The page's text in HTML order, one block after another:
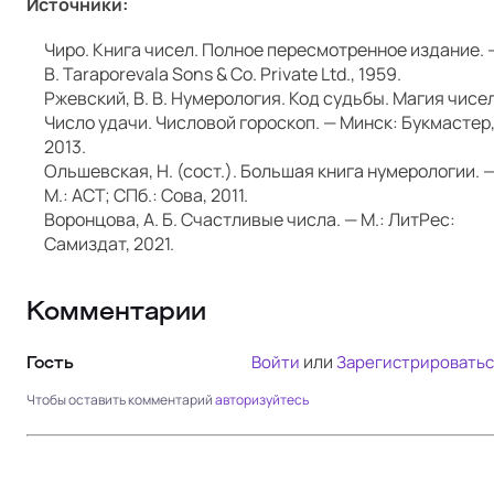
Источники:
Чиро. Книга чисел. Полное пересмотренное издание.
B. Tara­porevala Sons & Co. Pri­vate Ltd., 1959.
Ржевский, В. В. Нумерология. Код судьбы. Магия
Число удачи. Числовой гороскоп. — Минск: Букмастер,
2013.
Ольшевская, Н. (сост.). Большая книга нумерологии.
М.: АСТ; СПб.: Сова, 2011.
Воронцова, А. Б. Счастливые числа. — М.: ЛитРес:
Самиздат, 2021.
Комментарии
Гость Войти или
Чтобы оставить комментарийавторизуйтесь